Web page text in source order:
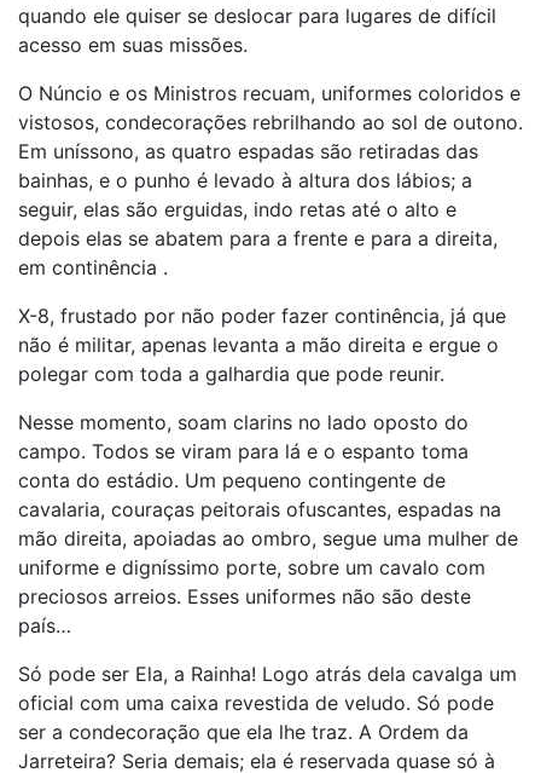
quando ele quiser se deslocar para lugares de difícil
acesso em suas missões.
O Núncio e os Ministros recuam, uniformes coloridos e
vistosos, condecorações rebrilhando ao sol de outono.
Em uníssono, as quatro espadas são retiradas das
bainhas, e o punho é levado à altura dos lábios; a
seguir, elas são erguidas, indo retas até o alto e
depois elas se abatem para a frente e para a direita,
em continência .
X-8, frustado por não poder fazer continência, já que
não é militar, apenas levanta a mão direita e ergue o
polegar com toda a galhardia que pode reunir.
Nesse momento, soam clarins no lado oposto do
campo. Todos se viram para lá e o espanto toma
conta do estádio. Um pequeno contingente de
cavalaria, couraças peitorais ofuscantes, espadas na
mão direita, apoiadas ao ombro, segue uma mulher de
uniforme e digníssimo porte, sobre um cavalo com
preciosos arreios. Esses uniformes não são deste
país…
Só pode ser Ela, a Rainha! Logo atrás dela cavalga um
oficial com uma caixa revestida de veludo. Só pode
ser a condecoração que ela lhe traz. A Ordem da
Jarreteira? Seria demais; ela é reservada quase só à